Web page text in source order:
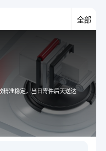
全部
精准稳定，当日寄件后天送达